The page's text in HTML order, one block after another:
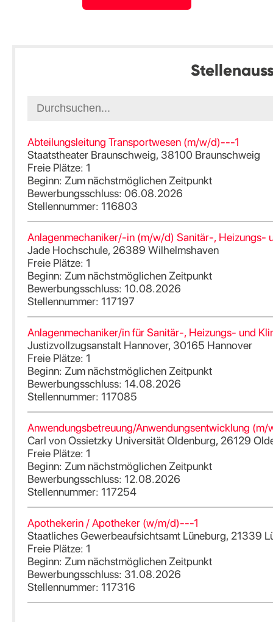
Abteilungsleitung Transportwesen (m/w/d)---1
Staatstheater Braunschweig, 38100 Braunschweig
Freie Plätze: 1
Beginn: Zum nächstmöglichen Zeitpunkt
Bewerbungsschluss: 06.08.2026
Stellennummer: 116803
Anlagenmechaniker/-in (m/w/d) Sanitär-, Heizungs-
Jade Hochschule, 26389 Wilhelmshaven
Freie Plätze: 1
Beginn: Zum nächstmöglichen Zeitpunkt
Bewerbungsschluss: 10.08.2026
Stellennummer: 117197
Anlagenmechaniker/in für Sanitär-, Heizungs- und
Justizvollzugsanstalt Hannover, 30165 Hannover
Freie Plätze: 1
Beginn: Zum nächstmöglichen Zeitpunkt
Bewerbungsschluss: 14.08.2026
Stellennummer: 117085
Anwendungsbetreuung/Anwendungsentwicklung
Carl von Ossietzky Universität Oldenburg, 26129
Freie Plätze: 1
Beginn: Zum nächstmöglichen Zeitpunkt
Bewerbungsschluss: 12.08.2026
Stellennummer: 117254
Apothekerin / Apotheker (w/m/d)---1
Staatliches Gewerbeaufsichtsamt Lüneburg, 21339
Freie Plätze: 1
Beginn: Zum nächstmöglichen Zeitpunkt
Bewerbungsschluss: 31.08.2026
Stellennummer: 117316